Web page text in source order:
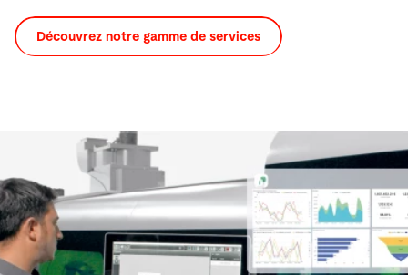
Découvrez notre gamme de services